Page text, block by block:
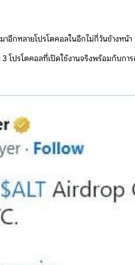
อีกหลายโปรโตคอลในอีกไม่กี่วันข้างหน้า
โปรโตคอลที่เปิดใช้งานจริงพร้อมกับ